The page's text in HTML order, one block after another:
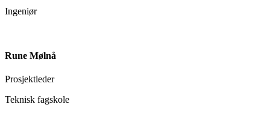
Ingeniør
Rune Mølnå
Prosjektleder
Teknisk fagskole